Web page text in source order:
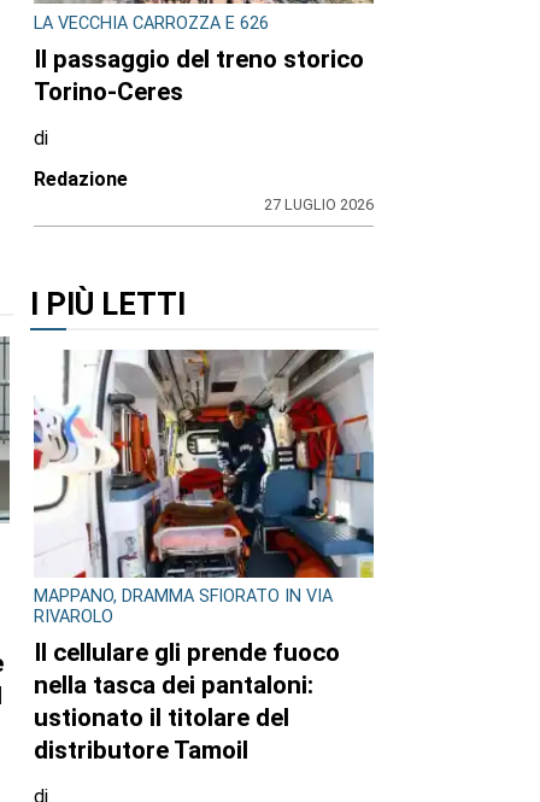
LA VECCHIA CARROZZA E 626
Il passaggio del treno storico
Torino-Ceres
di
Redazione
27 LUGLIO 2026
I PIÙ LETTI
MAPPANO, DRAMMA SFIORATO IN VIA
RIVAROLO
Il cellulare gli prende fuoco
nella tasca dei pantaloni:
ustionato il titolare del
distributore Tamoil
di